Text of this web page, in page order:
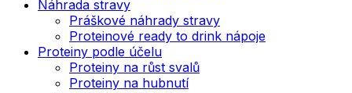
Náhrada stravy
Práškové náhrady stravy
Proteinové ready to drink nápoje
Proteiny podle účelu
Proteiny na růst svalů
Proteiny na hubnutí